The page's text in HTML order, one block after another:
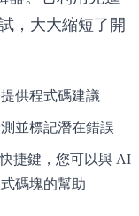
，大大縮短了開
供程式碼建議
並標記潛在錯誤
快捷鍵，您可以與 AI
碼塊的幫助